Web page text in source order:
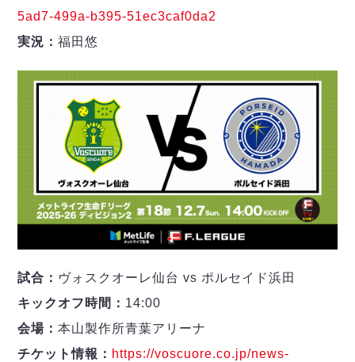
5ad7-499a-b395-51ec3caf0da2
実況：福田悠
試合： ヴォスクオーレ仙台 vs ポルセイド浜田
キックオフ時間： 14:00
会場：本山製作所青葉アリーナ
チケット情報： https://voscuore.co.jp/news-